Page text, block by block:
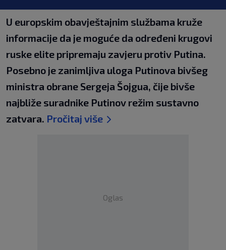
U europskim obavještajnim službama kruže
informacije da je moguće da određeni krugovi
ruske elite pripremaju zavjeru protiv Putina.
Posebno je zanimljiva uloga Putinova bivšeg
ministra obrane Sergeja Šojgua, čije bivše
najbliže suradnike Putinov režim sustavno
zatvara. Pročitaj više
Oglas